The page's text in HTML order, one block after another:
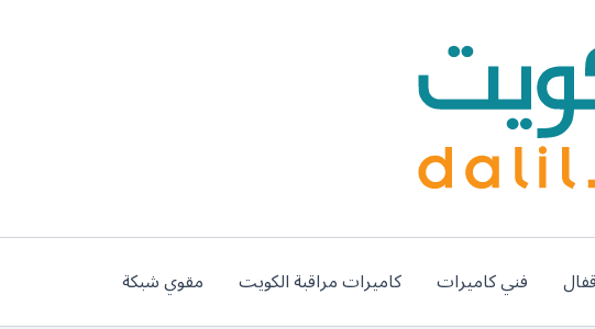
فني كاميرات كاميرات مراقبة الكويت مقوي شبكة